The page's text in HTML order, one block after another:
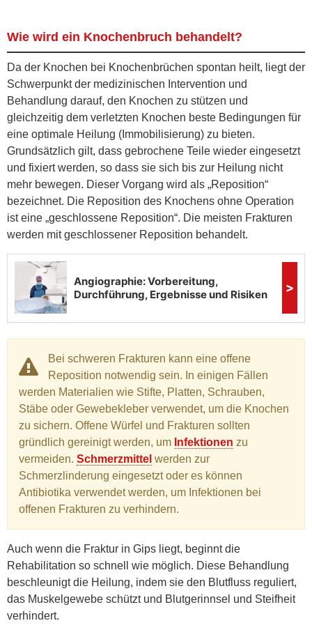
Wie wird ein Knochenbruch behandelt?
Da der Knochen bei Knochenbrüchen spontan heilt, liegt der
Schwerpunkt der medizinischen Intervention und
Behandlung darauf, den Knochen zu stützen und
gleichzeitig dem verletzten Knochen beste Bedingungen für
eine optimale Heilung (Immobilisierung) zu bieten.
Grundsätzlich gilt, dass gebrochene Teile wieder eingesetzt
und fixiert werden, so dass sie sich bis zur Heilung nicht
mehr bewegen. Dieser Vorgang wird als „Reposition“
bezeichnet. Die Reposition des Knochens ohne Operation
ist eine „geschlossene Reposition“. Die meisten Frakturen
werden mit geschlossener Reposition behandelt.
Bei schweren Frakturen kann eine offene
Reposition notwendig sein. In einigen Fällen
werden Materialien wie Stifte, Platten, Schrauben,
Stäbe oder Gewebekleber verwendet, um die Knochen
zu sichern. Offene Würfel und Frakturen sollten
gründlich gereinigt werden, um Infektionen zu
vermeiden. Schmerzmittel werden zur
Schmerzlinderung eingesetzt oder es können
Antibiotika verwendet werden, um Infektionen bei
offenen Frakturen zu verhindern.
Auch wenn die Fraktur in Gips liegt, beginnt die
Rehabilitation so schnell wie möglich. Diese Behandlung
beschleunigt die Heilung, indem sie den Blutfluss reguliert,
das Muskelgewebe schützt und Blutgerinnsel und Steifheit
verhindert.